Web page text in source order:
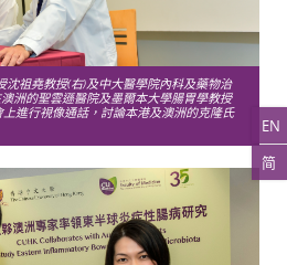
EN
简
沈祖堯教授(右)及中大醫學院內科及藥物治
洲的聖雲遜醫院及墨爾本大學腸胃學教授
進行視像通話，討論本港及澳洲的克隆氏